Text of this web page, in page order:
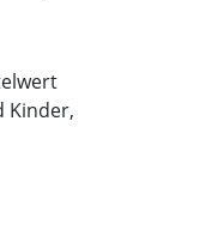
Kinder,